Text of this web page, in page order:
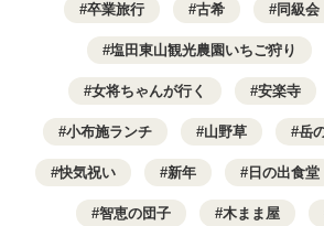
卒業旅行 古希 同級会
塩田東山観光農園いちご狩り
女将ちゃんが行く 安楽寺
小布施ランチ 山野草 岳
快気祝い 新年 日の出食堂
智恵の団子 木まま屋